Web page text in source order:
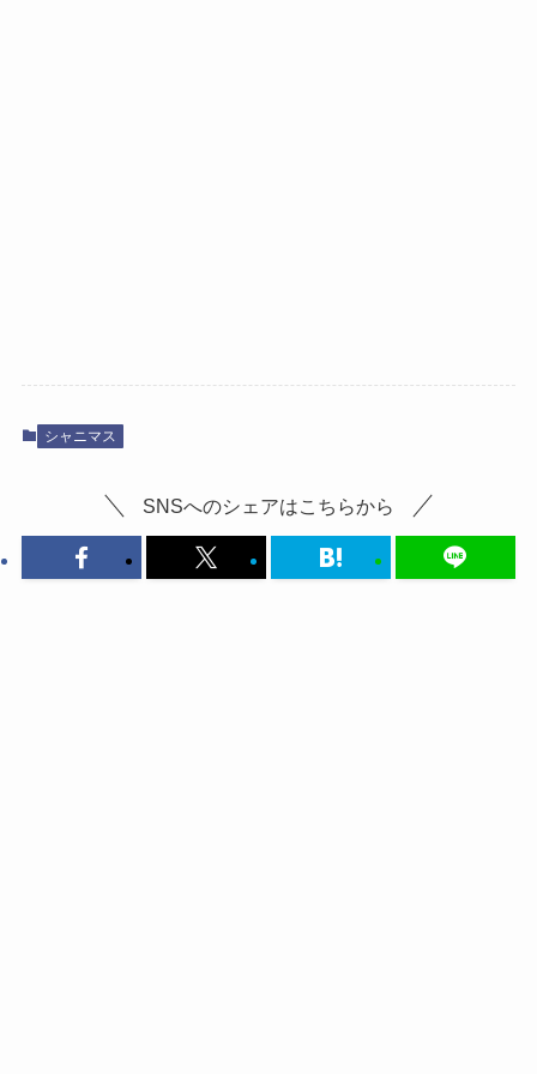
シャニマス
SNSへのシェアはこちらから